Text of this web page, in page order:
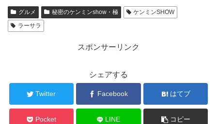
グルメ 秘密のケンミンshow・極
ケンミンSHOW
ラーサラ
スポンサーリンク
シェアする
Twitter Facebook はてブ
Pocket LINE コピー